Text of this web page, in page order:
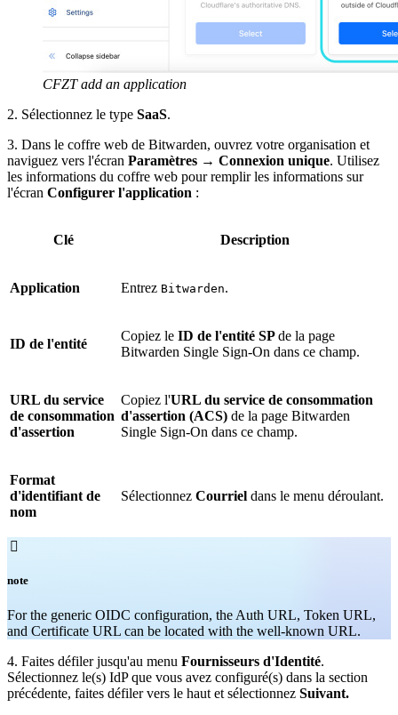
CFZT add an application
2. Sélectionnez le type SaaS.
3. Dans le coffre web de Bitwarden, ouvrez votre organisation et
naviguez vers l'écran Paramètres → Connexion unique. Utilisez
les informations du coffre web pour remplir les informations sur
l'écran Configurer l'application :
Clé Description
Application Entrez Bitwarden.
ID de l'entité
Copiez le ID de l'entité SPde la page
Bitwarden Single Sign-On dans ce champ.
URL du service
de consommation
d'assertion
Copiez l'URL du service de consommation
d'assertion (ACS) de la page Bitwarden
Single Sign-On dans ce champ.
Format
d'identifiant de
nom
Sélectionnez Courriel dans le menu déroulant.

note
For the generic OIDC configuration, the Auth URL, Token URL,
and Certificate URL can be located with the well-known URL.
4. Faites défiler jusqu'au menu Fournisseurs d'Identité.
Sélectionnez le(s) IdP que vous avez configuré(s) dans la section
précédente, faites défiler vers le haut et sélectionnez Suivant.